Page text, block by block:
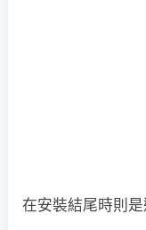
在安裝結尾時則